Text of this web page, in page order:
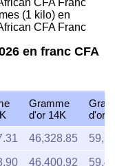
CFA Franc
(1 kilo) en
CFA Franc
en franc CFA
Gramme
d'or 14K
d'or
46,328.85
46,400.92